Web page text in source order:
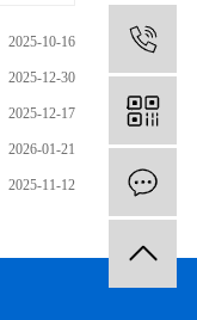
2025-10-16
2025-12-30
2025-12-17
2026-01-21
2025-11-12